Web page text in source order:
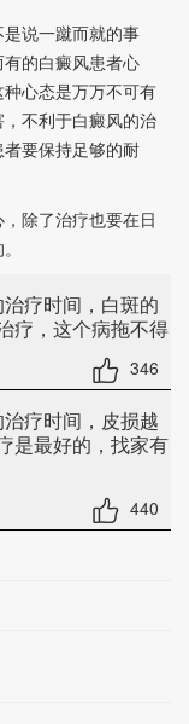
说一蹴而就的事
的白癜风患者心
心态是万万不可有
不利于白癜风的治
要保持足够的耐
除了治疗也要在日
疗时间 ，白斑的
疗，这个病拖不得
346
疗时间 ，皮损越
是最好的，找家有
440